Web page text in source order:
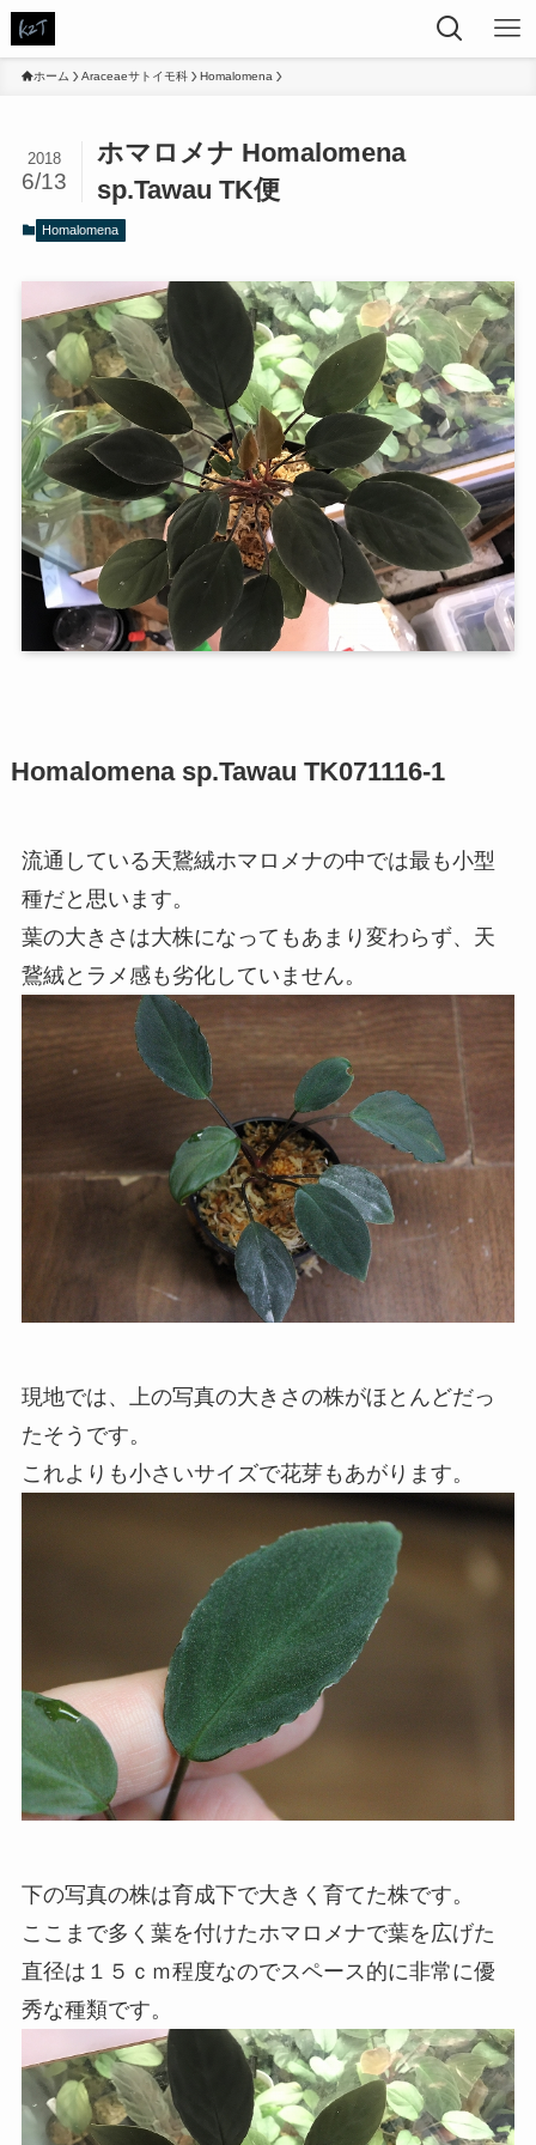
ホーム Araceaeサトイモ科 Homalomena
ホマロメナ Homalomena
sp.Tawau TK便
2018
6/13
Homalomena
Homalomena sp.Tawau TK071116-1
流通している天鵞絨ホマロメナの中では最も小型
種だと思います。
葉の大きさは大株になってもあまり変わらず、天
鵞絨とラメ感も劣化していません。
現地では、上の写真の大きさの株がほとんどだっ
たそうです。
これよりも小さいサイズで花芽もあがります。
下の写真の株は育成下で大きく育てた株です。
ここまで多く葉を付けたホマロメナで葉を広げた
直径は１５ｃｍ程度なのでスペース的に非常に優
秀な種類です。